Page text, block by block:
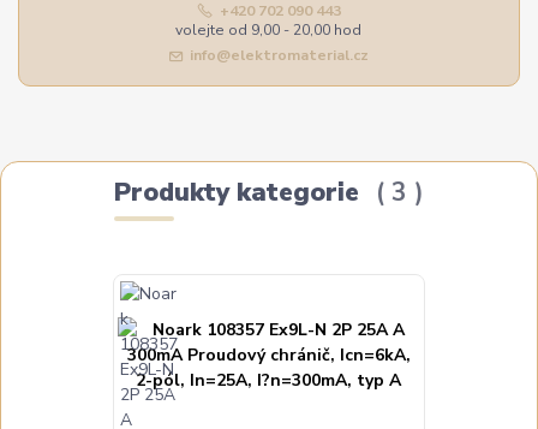
+420 702 090 443
volejte od 9,00 - 20,00 hod
info@elektromaterial.cz
Produkty kategorie 3